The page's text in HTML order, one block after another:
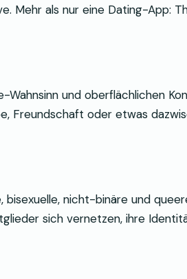
Mehr als nur eine Dating-App:
und oberflächlichen
Freundschaft oder etwas
nicht-binäre und
sich vernetzen, ihre